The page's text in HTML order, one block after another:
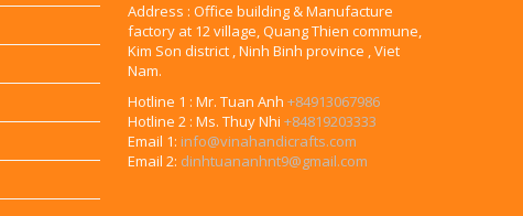
Address : Office building & Manufacture
factory at 12 village, Quang Thien commune,
Kim Son district , Ninh Binh province , Viet
Nam.
Hotline 1 : Mr. Tuan Anh +84913067986
Hotline 2 : Ms. Thuy Nhi +84819203333
Email 1: info@vinahandicrafts.com
Email 2: dinhtuananhnt9@gmail.com